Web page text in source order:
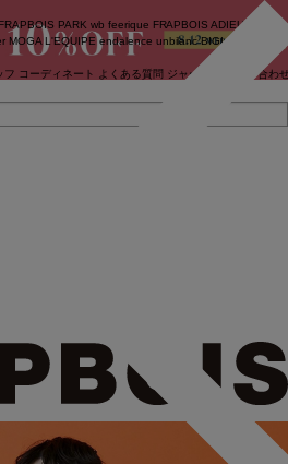
FRAPBOIS PARK wb feerique FRAPBOIS ADIEU
MOGA L'EQUIPE endalence unbilanc BIGI online store
フ コーディネート よくある質問 ジャーナル お問い合わ